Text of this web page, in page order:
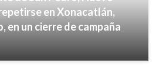
en Xonacatlán,
en un cierre de campaña